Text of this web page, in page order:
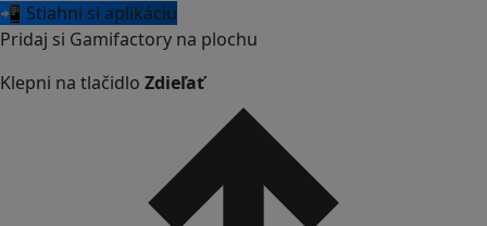
📲 Stiahni si aplikáciu
Pridaj si Gamifactory na plochu
Klepni na tlačidlo Zdieľať